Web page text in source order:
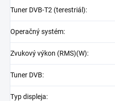
Tuner DVB-T2 (terestriál):
Operačný systém:
Zvukový výkon (RMS)(W):
Tuner DVB:
Typ displeja: